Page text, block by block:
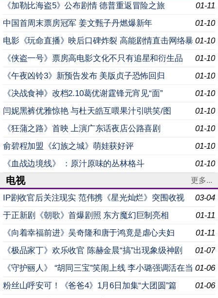
01-11
《加勒比海盗5》公布剧情 德普重返冒险之旅
01-10
中国首周末票房冠军 姜文甄子丹燃爆新年
01-10
电影《玩命直播》映后口碑炸裂 高能剧情直击网络暴
力
01-10
《侠盗一号》票房高电影文化不只有追星和衍生品
01-10
《午夜凶铃3》新预告发布 美版贞子恐怖回归
01-10
《决战食神》改档2.10葛优谢霆锋元宵见“面”
01-10
闫妮黑裤优雅惊艳 与杜天皓互喂果汁引哄笑/图
01-10
《狂蒲之路》首映 上演广东话夜店公路喜剧
01-10
俞碧程加盟《幻族之城》萌娃获好评
01-10
《血战边境线》 ：原汁原味的丛林格斗
电视 更多...
03-04
IP剧收官后关注现实 范伟携《星光灿烂》突围收视
01-11
于正新剧《朝歌》首爆剧照 东方魔幻巨制亮相
01-11
《向着幸福前进》吴奇隆和唐于鸿竟是虐心夫妇
01-07
《极品家丁》欢乐收官 陈赫金晨“搞”出现象级神剧
01-06
《守护丽人》 “胡同三宝”笑闹上线 李小璐强调活在当
下
01-06
粉丝山呼安可！《爸爸4》1月6日加集“大团圆”篇